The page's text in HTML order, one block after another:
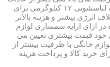
نادرست مشتریان ایرانی است.یک لباسشویی ١٢ کیلوگرمی برای
اتلاف انرژی بیشتر و هزینه بالاتر
در ازای ارایه سمساری لوازم
خود قیمت بیشتری تعیین می
خانگی با ظرفیت بیشتر از
خرید کالا و پرداخت هزینه